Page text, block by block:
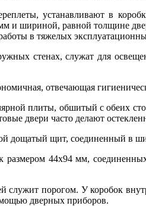
устанавливают в
и шири­ной, равной толщине
в тя­желых
стенах, служат для
отвечающая
плиты, обшитый с обеих
двери часто делают
дощатый щит, соединенный в
размером 44x94 мм,
порогом. У коробок
дверных приборов.